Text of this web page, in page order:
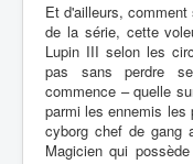
Et d'ailleurs,
de la série, cette
Lupin III selon les
pas sans perdre
commence – quelle
parmi les ennemis les
cyborg chef de gang
Magicien qui